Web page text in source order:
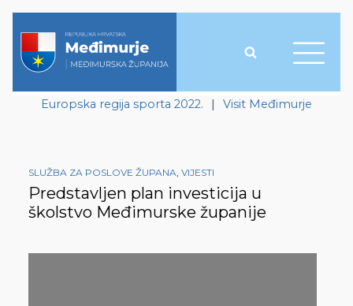
Europska regija sporta 2022. | Visit Međimurje
SLUŽBA ZA POSLOVE ŽUPANA, VIJESTI
Predstavljen plan investicija u
školstvo Međimurske županije